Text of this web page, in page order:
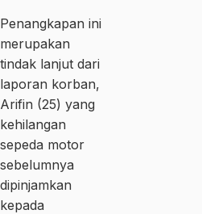
Penangkapan ini
merupakan
tindak lanjut dari
laporan korban,
Arifin (25) yang
kehilangan
sepeda motor
sebelumnya
dipinjamkan
kepada